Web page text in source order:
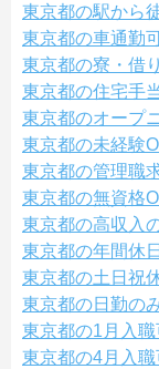
東京都の駅から
東京都の車通勤
東京都の寮・借
東京都の住宅手
東京都のオープ
東京都の未経験
東京都の管理職
東京都の無資格
東京都の高収入
東京都の年間休
東京都の土日祝
東京都の日勤の
東京都の1月入
東京都の4月入